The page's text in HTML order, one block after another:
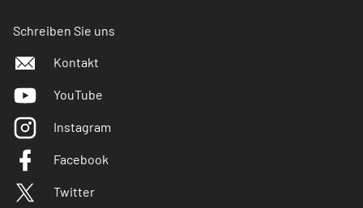
Schreiben Sie uns
Kontakt
YouTube
Instagram
Facebook
Twitter